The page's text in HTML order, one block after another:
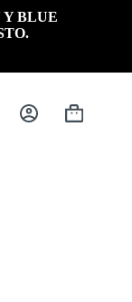
Y BLUE
Carrito